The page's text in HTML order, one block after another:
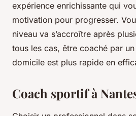
expérience enrichissante qui
motivation pour progresser.
niveau va s’accroître après
tous les cas, être coaché par
domicile est plus rapide en
Coach sportif à